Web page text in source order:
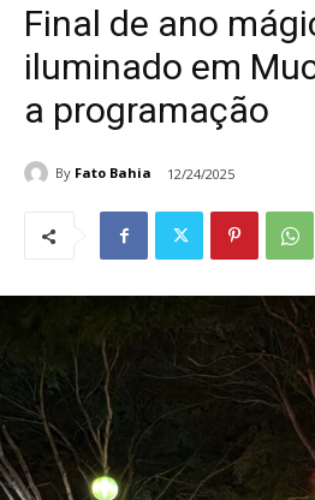
Final de ano
iluminado em
a programação
By Fato Bahia 12/24/2025